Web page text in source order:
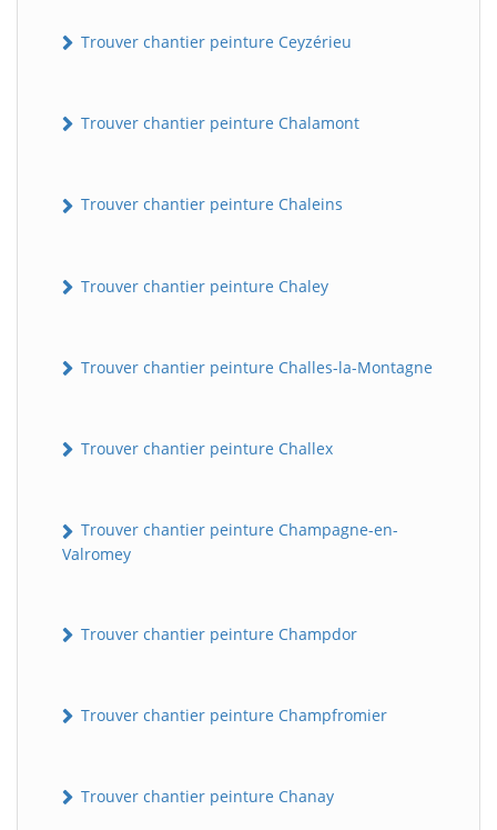
Trouver chantier peinture Ceyzérieu
Trouver chantier peinture Chalamont
Trouver chantier peinture Chaleins
Trouver chantier peinture Chaley
Trouver chantier peinture Challes-la-Montagne
Trouver chantier peinture Challex
Trouver chantier peinture Champagne-en-
Valromey
Trouver chantier peinture Champdor
Trouver chantier peinture Champfromier
Trouver chantier peinture Chanay